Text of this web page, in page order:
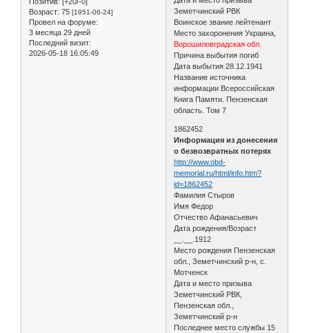
Возраст: 75 [1951-06-24]
Провел на форуме:
3 месяца 29 дней
Последний визит:
2026-05-18 16:05:49
Земетчинский РВК
Воинское звание лейтенант
Место захоронения Украина,
Ворошиловградская обл.
Причина выбытия погиб
Дата выбытия 28.12.1941
Название источника
информации Всероссийская
Книга Памяти. Пензенская
область. Том 7
1862452
Информация из донесения
о безвозвратных потерях
http://www.obd-
memorial.ru/html/info.htm?
id=1862452
Фамилия Стыров
Имя Федор
Отчество Афанасьевич
Дата рождения/Возраст
__.__.1912
Место рождения Пензенская
обл., Земетчинский р-н, с.
Мотченск
Дата и место призыва
Земетчинский РВК,
Пензенская обл.,
Земетчинский р-н
Последнее место службы 15